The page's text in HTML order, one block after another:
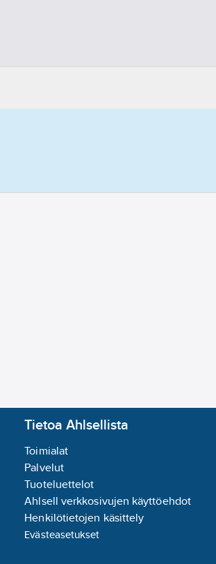
Tietoa Ahlsellista
Toimialat
Palvelut
Tuoteluettelot
Ahlsell verkkosivujen käyttöehdot
Henkilötietojen käsittely
Evästeasetukset